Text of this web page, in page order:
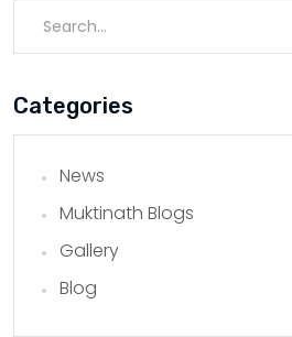
Categories
News
Muktinath Blogs
Gallery
Blog